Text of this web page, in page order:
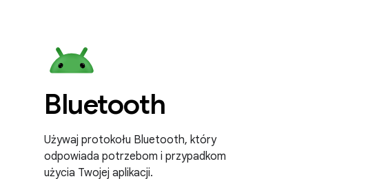
Bluetooth
Używaj protokołu Bluetooth, który
odpowiada potrzebom i przypadkom
użycia Twojej aplikacji.